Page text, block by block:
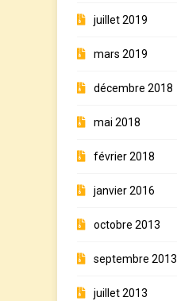
juillet 2019
mars 2019
décembre 2018
mai 2018
février 2018
janvier 2016
octobre 2013
septembre 2013
juillet 2013